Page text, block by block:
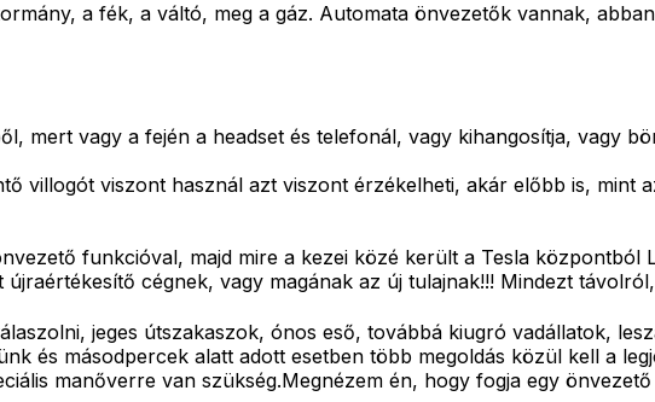
a fék, a váltó, meg a gáz. Automata önvezetők vannak,
mert vagy a fején a headset és telefonál, vagy kihangosítja, vagy
villogót viszont használ azt viszont érzékelheti, akár előbb is, mint
funkcióval, majd mire a kezei közé került a Tesla központból
cégnek, vagy magának az új tulajnak!!! Mindezt
jeges útszakaszok, ónos eső, továbbá kiugró vadállatok,
és másodpercek alatt adott esetben több megoldás közül kell a
manőverre van szükség.Megnézem én, hogy fogja egy